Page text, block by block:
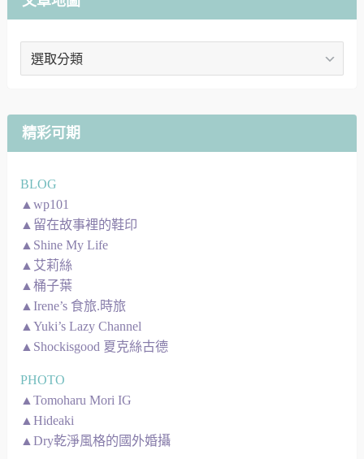
文
精彩可期
BLOG
▲wp101
▲留在故事裡的鞋印
▲Shine My Life
▲艾莉絲
▲桶子葉
▲Irene’s 食旅.時旅
▲Yuki’s Lazy Channel
▲Shockisgood 夏克絲古德
PHOTO
▲Tomoharu Mori IG
▲Hideaki
▲Dry乾淨風格的國外婚攝